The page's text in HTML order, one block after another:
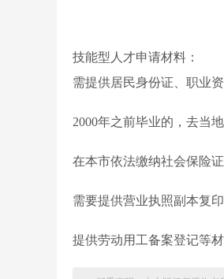
技能型人才申请材料：
需提供居民身份证、职业
2000年之前毕业的，去当
在本市依法缴纳社会保险
需要提供营业执照副本复
提供劳动用工备案登记等